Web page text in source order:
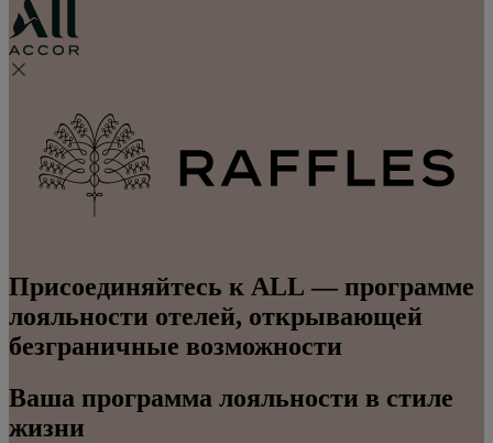
Присоединяйтесь к ALL — программе
лояльности отелей, открывающей
безграничные возможности
Ваша программа лояльности в стиле
жизни